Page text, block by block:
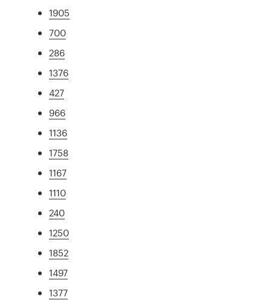
1905
700
286
1376
427
966
1136
1758
1167
1110
240
1250
1852
1497
1377